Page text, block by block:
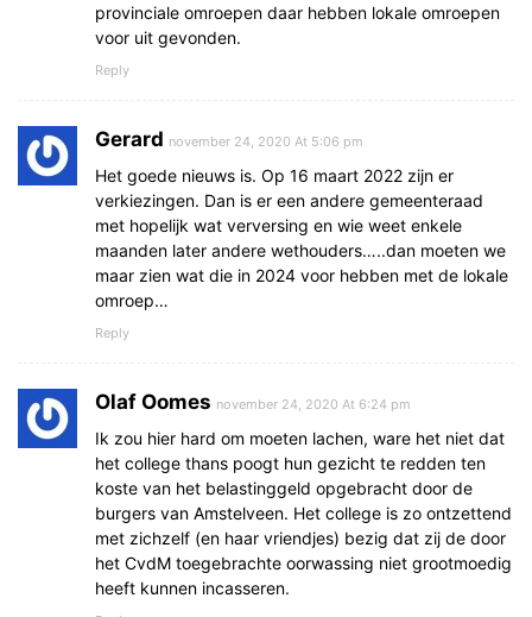
provinciale omroepen daar hebben lokale omroepen
voor uit gevonden.
Reply
Gerard november 24, 2020 At 5:06 pm
Het goede nieuws is. Op 16 maart 2022 zijn er
verkiezingen. Dan is er een andere gemeenteraad
met hopelijk wat verversing en wie weet enkele
maanden later andere wethouders…..dan moeten we
maar zien wat die in 2024 voor hebben met de lokale
omroep…
Reply
Olaf Oomes november 24, 2020 At 6:24 pm
Ik zou hier hard om moeten lachen, ware het niet dat
het college thans poogt hun gezicht te redden ten
koste van het belastinggeld opgebracht door de
burgers van Amstelveen. Het college is zo ontzettend
met zichzelf (en haar vriendjes) bezig dat zij de door
het CvdM toegebrachte oorwassing niet grootmoedig
heeft kunnen incasseren.